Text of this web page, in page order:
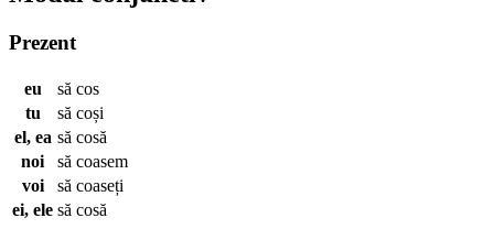
Prezent
eu să cos
tu
să coși
el, ea să cosă
noi
să coasem
voi
să coaseți
ei, ele să cosă